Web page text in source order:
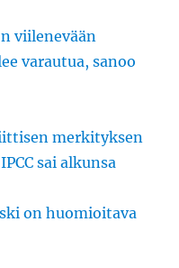
viilenevään
varautua, sanoo
merkityksen
sai alkunsa
on huomioitava